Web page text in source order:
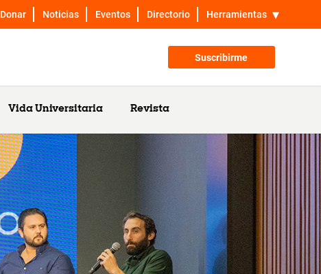
Donar Noticias Eventos Directorio Herramientas
Suscribirme
Vida Universitaria Revista